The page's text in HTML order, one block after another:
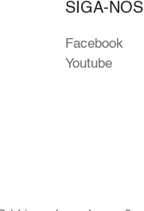
SIGA-NOS
Facebook
Youtube